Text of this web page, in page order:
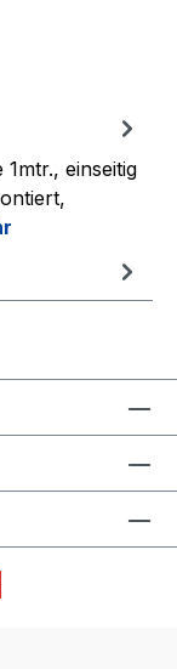
einseitig